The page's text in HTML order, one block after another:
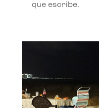
que escribe.